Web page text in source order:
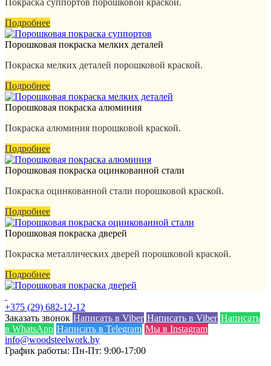
Подробнее
Порошковая покраска мелких деталей
Покраска мелких деталей порошковой краской.
Подробнее
Порошковая покраска алюминия
Покраска алюминия порошковой краской.
Подробнее
Порошковая покраска оцинкованной стали
Покраска оцинкованной стали порошковой краской.
Подробнее
Порошковая покраска дверей
Покраска металлических дверей порошковой краской.
Подробнее
+375 (29) 682-12-12
Заказать звонок Написать в Viber Написать в Viber Написать
в WhatsApp Написать в Telegram Мы в Instagram
info@woodsteelwork.by
График работы: Пн-Пт: 9:00-17:00